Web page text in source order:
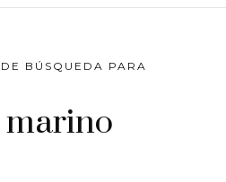
BÚSQUEDA PARA
marino